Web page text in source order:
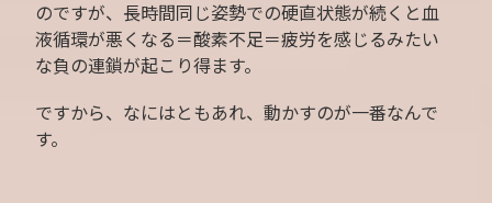
のですが、長時間同じ姿勢での硬直状態が続くと血
液循環が悪くなる＝酸素不足＝疲労を感じるみたい
な負の連鎖が起こり得ます。
ですから、なにはともあれ、動かすのが一番なんで
す。